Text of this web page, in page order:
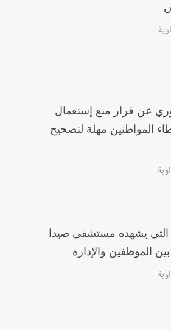
عن قرار منع إستعمال
المواطنين مهلة لتصحيح
التي يشهده مستشفى صيدا
الموظفين والإدارة